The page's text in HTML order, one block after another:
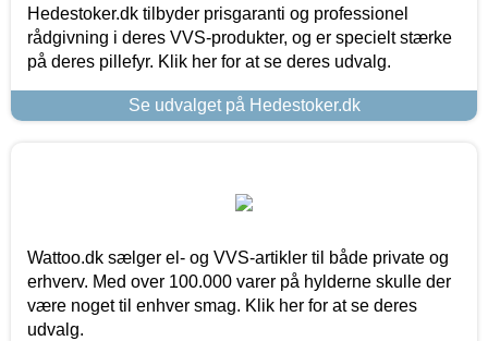
Hedestoker.dk tilbyder prisgaranti og professionel
rådgivning i deres VVS-produkter, og er specielt stærke
på deres pillefyr. Klik her for at se deres udvalg.
Se udvalget på Hedestoker.dk
Wattoo.dk sælger el- og VVS-artikler til både private og
erhverv. Med over 100.000 varer på hylderne skulle der
være noget til enhver smag. Klik her for at se deres
udvalg.